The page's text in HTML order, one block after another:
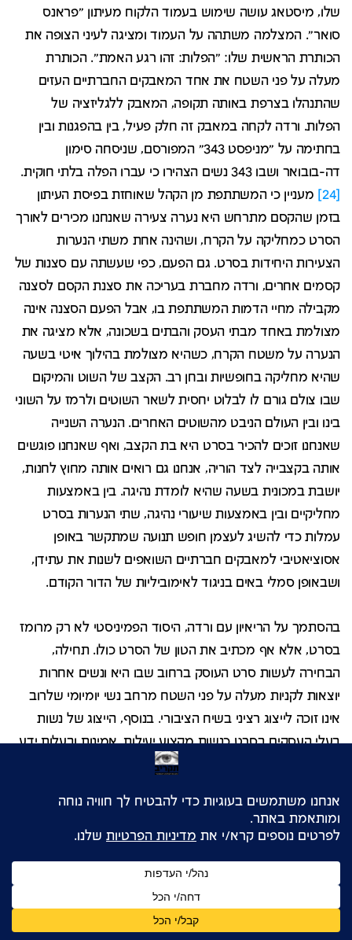
שלו, מיסטאג עושה שימוש בעמוד הלקוח מעיתון "פראנס
סואר". המצלמה משתהה על העמוד ומציגה לעיני הצופה את
הכותרת הראשית שלו: "הפלות: זהו רגע האמת". הכותרת
מעלה על פני השטח את אחד המאבקים החברתיים העזים
שהתנהלו בצרפת באותה תקופה, המאבק ללגליזציה של
הפלות. ורדה לקחה במאבק זה חלק פעיל, בין בהפגנות ובין
בחתימה על "מניפסט 343" המפורסם, שניסחה סימון
דה-בובואר ושבו 343 נשים הצהירו כי עברו הפלה בלתי חוקית.
[24]
מעניין כי המשתתפת מן הקהל שאוחזת בפיסת העיתון
בזמן שהקסם מתרחש היא נערה צעירה שאנחנו מכירים לאורך
הסרט כמחליקה על הקרח, ושהינה אחת משתי הנערות
הצעירות היחידות בסרט. גם הפעם, כפי שעשתה עם סצנות של
קסמים אחרים, ורדה מחברת בעריכה את סצנת הקסם לסצנה
מקבילה מחיי הדמות המשתתפת בו, אבל הפעם הסצנה אינה
מצולמת באחד מבתי העסק והבתים בשכונה, אלא מציגה את
הנערה על משטח הקרח, כשהיא מצולמת בהילוך איטי בשעה
שהיא מחליקה בחופשיות ובחן רב. הקצב של השוט והמיקום
שבו צולם גורם לו לבלוט יחסית לשאר השוטים ולרמז על השוני
בינו ובין העולם הניבט מהשוטים האחרים. הנערה השנייה
שאנחנו זוכים להכיר בסרט היא בת הקצב, ואף שאנחנו פוגשים
אותה בקצבייה לצד הוריה, אנחנו גם רואים אותה מחוץ לחנות,
יושבת במכונית בשעה שהיא לומדת נהיגה. בין באמצעות
מחליקיים ובין באמצעות שיעורי נהיגה, שתי הנערות בסרט
עמלות כדי להשיג לעצמן חופש תנועה שמתקשר באופן
אסוציאטיבי למאבקים חברתיים השואפים לשנות את עתידן,
ושבאופן סמלי באים בניגוד לאימוביליות של הדור הקודם.
בהסתמך על הריאיון עם ורדה, היסוד הפמיניסטי לא רק מרומז
בסרט, אלא אף מכתיב את הטון של הסרט כולו. תחילה,
הבחירה לעשות סרט העוסק ברחוב שבו היא ונשים אחרות
יוצאות לקניות מעלה על פני השטח מרחב נשי יומיומי שלרוב
אינו זוכה לייצוג רציני בשיח הציבורי. בנוסף, הייצוג של נשות
בעלי העסקים בסרט כנשות מקצוע יעילות, אמינות ובעלות ידע
רב מדגים, לפי בנזה, את התפקיד המרכזי שנשים לקחו בשנות
לאופן שבו נשים יוצגו בתקשורת באותו עידן – בעיקר בהקשרים
של יופי ופיתוי או של ילודה ומשפחתיות.[25]
לבסוף, הרצון של
מקשרת ישירות להיותה פמיניסטית – מכתיב את האופן שבו
ורדה מתבוננת בבעלי העסקים ברחוב בלי "לצוד" אותם ואת
הבחירות האסתטיות בסרט (לדוגמה, ההימנעות מהשימוש